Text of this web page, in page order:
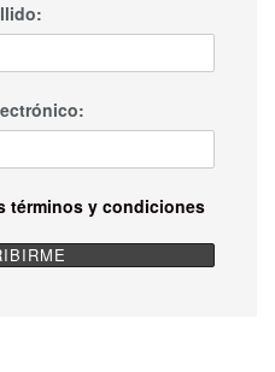
términos y condiciones